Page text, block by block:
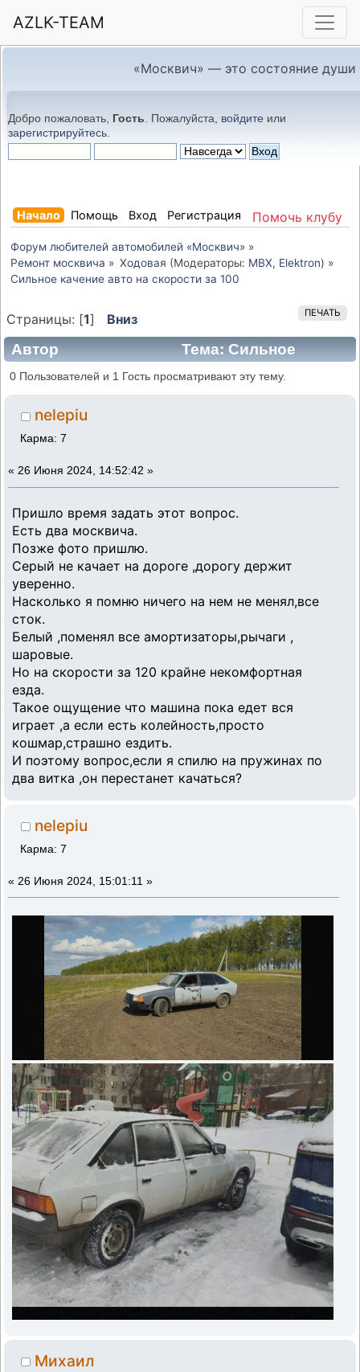
AZLK-TEAM
«Москвич» — это состояние души
Добро пожаловать, Гость . Пожалуйста, войдите или
зарегистрируйтесь
Помочь клубу
Начало Помощь Вход Регистрация
Форум любителей автомобилей «Москвич» »
Ремонт москвича » Ходовая (Модераторы: MBX, Elektron) »
Сильное качение авто на скорости за 100
ПЕЧАТЬ
Страницы: [1] Вниз
Автор
Тема: Сильное
качение авто на скорости за 100
(Прочитано 3955 раз)
0 Пользователей и 1 Гость просматривают эту тему.
nelepiu
Карма: 7
« 26 Июня 2024, 14:52:42 »
Пришло время задать этот вопрос.
Есть два москвича.
Позже фото пришлю.
Серый не качает на дороге ,дорогу держит
уверенно.
Насколько я помню ничего на нем не менял,все
сток.
Белый ,поменял все амортизаторы,рычаги ,
шаровые.
Но на скорости за 120 крайне некомфортная
езда.
Такое ощущение что машина пока едет вся
играет ,а если есть колейность,просто
кошмар,страшно ездить.
И поэтому вопрос,если я спилю на пружинах по
два витка ,он перестанет качаться?
nelepiu
Карма: 7
« 26 Июня 2024, 15:01:11 »
Михаил